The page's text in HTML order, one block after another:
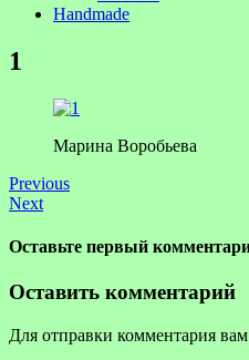
Handmade
1
Марина Воробьева
Previous
Next
Оставьте первый
Оставить комментарий
Для отправки комментария